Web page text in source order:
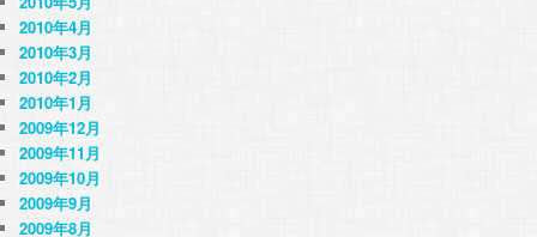
2010年4月
2010年3月
2010年2月
2010年1月
2009年12月
2009年11月
2009年10月
2009年9月
2009年8月